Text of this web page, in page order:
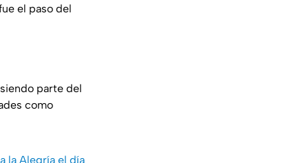
el paso del
parte del
como
la Alegría el día